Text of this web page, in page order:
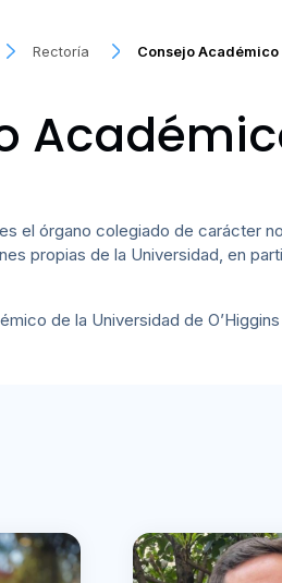
Rectoría Consejo Académico
el órgano colegiado de carácter
propias de la Universidad, en
de la Universidad de